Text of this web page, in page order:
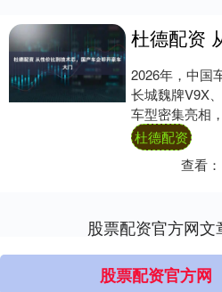
2026年，中国
长城魏牌V9X
车型密集亮相
猛烈冲击。在
杜德配资
查看：
股票配资官方网
股票配资官方网